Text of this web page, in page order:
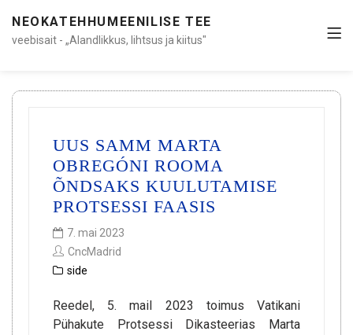
NEOKATEHHUMEENILISE TEE
veebisait - „Alandlikkus, lihtsus ja kiitus"
UUS SAMM MARTA
OBREGÓNI ROOMA
ÕNDSAKS KUULUTAMISE
PROTSESSI FAASIS
7. mai 2023
CncMadrid
side
Reedel, 5. mail 2023 toimus Vatikani
Pühakute Protsessi Dikasteerias Marta